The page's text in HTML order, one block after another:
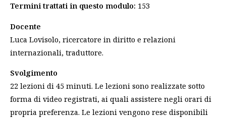
Termini trattati in questo modulo: 153
Docente
Luca Lovisolo, ricercatore in diritto e relazioni
internazionali, traduttore.
Svolgimento
22 lezioni di 45 minuti. Le lezioni sono realizzate sotto
forma di video registrati, ai quali assistere negli orari di
propria preferenza. Le lezioni vengono rese disponibili